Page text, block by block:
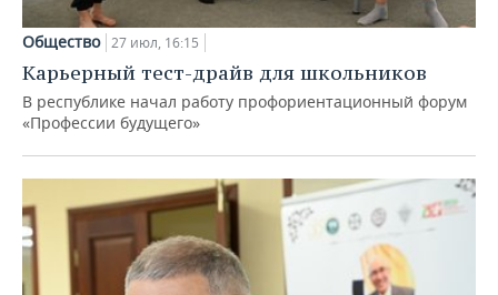
Общество 27 июл, 16:15
Карьерный тест-драйв для школьников
В республике начал работу профориентационный форум
«Профессии будущего»